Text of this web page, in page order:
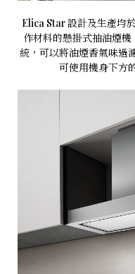
Elica Star 設計及生產均
作材料的懸掛式抽油煙
統，可以將油煙香氣味過
可使用機身下方